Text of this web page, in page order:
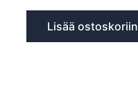
Lisää ostoskoriin